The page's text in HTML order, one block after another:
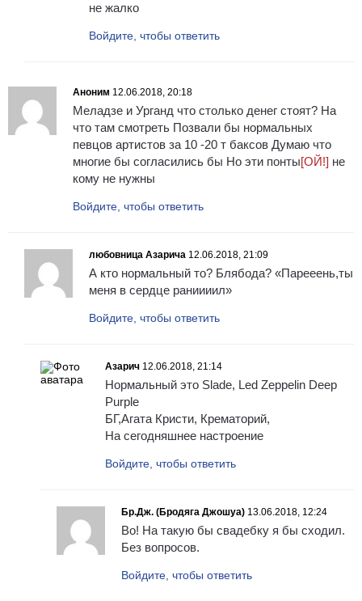
не жалко
Войдите, чтобы ответить
Аноним 12.06.2018, 20:18
Меладзе и Урганд что столько денег стоят? На
что там смотреть Позвали бы нормальных
певцов артистов за 10 -20 т баксов Думаю что
многие бы согласились бы Но эти понты[ОЙ!] не
кому не нужны
Войдите, чтобы ответить
любовница Азарича 12.06.2018, 21:09
А кто нормальный то? Блябода? «Парееень,ты
меня в сердце раниииил»
Войдите, чтобы ответить
Азарич 12.06.2018, 21:14
Нормальный это Slade, Led Zeppelin Deep
Purple
БГ,Агата Кристи, Крематорий,
На сегодняшнее настроение
Войдите, чтобы ответить
Бр.Дж. (Бродяга Джошуа) 13.06.2018, 12:24
Во! На такую бы свадебку я бы сходил.
Без вопросов.
Войдите, чтобы ответить